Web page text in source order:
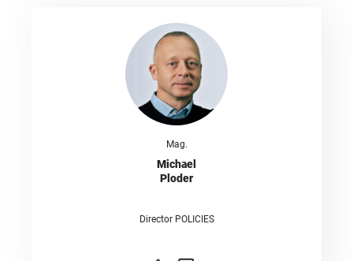
Mag.
Michael
Ploder
Director POLICIES